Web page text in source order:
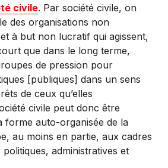
civile. Par société civile, on
des organisations non
à but non lucratif qui agissent,
que dans le long terme,
de pression pour
[publiques] dans un sens
de ceux qu’elles
civile peut donc être
forme auto-organisée de la
au moins en partie, aux cadres
administratives et